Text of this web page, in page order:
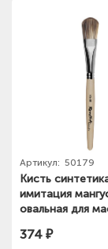
Артикул: 50179
Кисть
имитация
овальная для
374 ₽